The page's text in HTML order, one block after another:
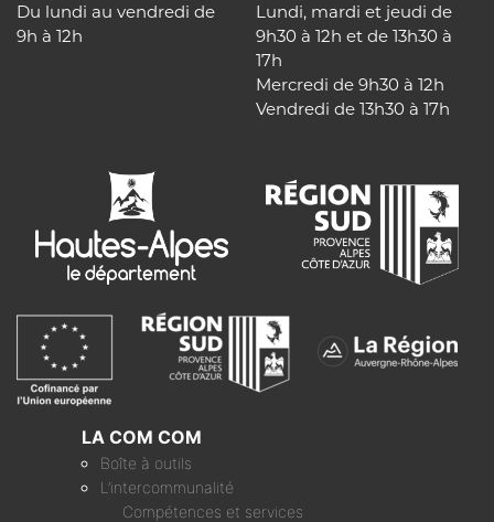
Du lundi au vendredi de
9h à 12h
Lundi, mardi et jeudi de
9h30 à 12h et de 13h30 à
17h
Mercredi de 9h30 à 12h
Vendredi de 13h30 à 17h
LA COM COM
Boîte à outils
L’intercommunalité
Compétences et services